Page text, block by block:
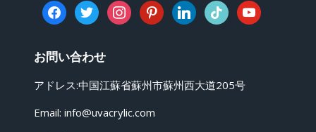
facebooktwitterinstagrampinterestlinkedintiktok youtube
お問い合わせ
アドレス:中国江蘇省蘇州市蘇州西大道205号
Email: info@uvacrylic.com